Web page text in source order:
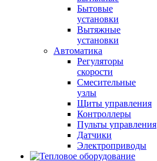
Бытовые
установки
Вытяжные
установки
Автоматика
Регуляторы
скорости
Смесительные
узлы
Щиты управления
Контроллеры
Пульты управления
Датчики
Электроприводы